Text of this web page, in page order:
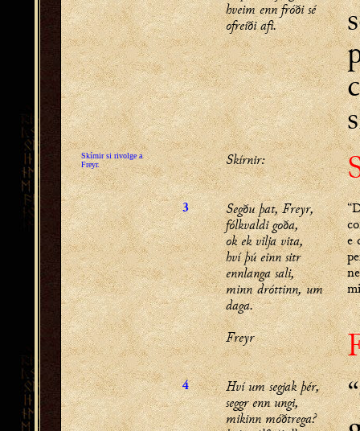
hveim enn fróði sé
ofreiði afi.
Skírnir si rivolge a
Freyr.
Skírnir:
3
Segðu þat, Freyr,
fólkvaldi goða,
ok ek vilja vita,
hví þú einn sitr
ennlanga sali,
minn dróttinn, um
daga.
e
Freyr
4
Hví um segjak þér,
seggr enn ungi,
mikinn móðtrega?